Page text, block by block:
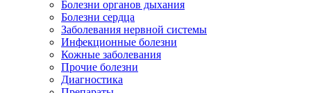
Болезни органов дыхания
Болезни сердца
Заболевания нервной системы
Инфекционные болезни
Кожные заболевания
Прочие болезни
Диагностика